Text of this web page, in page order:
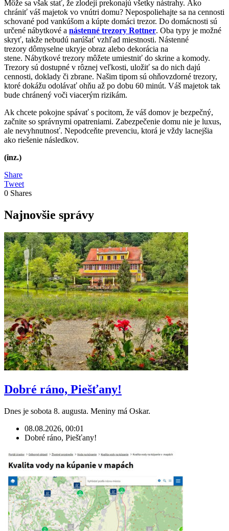
Môže sa však stať, že zlodeji prekonajú všetky nástrahy. Ako
chrániť váš majetok vo vnútri domu? Nepospoliehajte sa na cennosti
schované pod vankúšom a kúpte domáci trezor. Do domácnosti sú
určené nábytkové a nástenné trezory Rottner. Oba typy je možné
skryť, takže nebudú narúšať vzhľad miestnosti. Nástenné
trezory dômyselne ukryje obraz alebo dekorácia na
stene. Nábytkové trezory môžete umiestniť do skrine a komody.
Trezory sú dostupné v rôznej veľkosti, uložiť sa do nich dajú
cennosti, doklady či zbrane. Našim tipom sú ohňovzdorné trezory,
ktoré dokážu odolávať ohňu až po dobu 60 minút. Váš majetok tak
bude chránený voči viacerým rizikám.
Ak chcete pokojne spávať s pocitom, že váš domov je bezpečný,
začnite so správnymi opatreniami. Zabezpečenie domu nie je luxus,
ale nevyhnutnosť. Nepodceňte prevenciu, ktorá je vždy lacnejšia
ako riešenie následkov.
(inz.)
Share
Tweet
0 Shares
Najnovšie správy
Dobré ráno, Piešťany!
Dnes je sobota 8. augusta. Meniny má Oskar.
08.08.2026, 00:01
Dobré ráno, Piešťany!